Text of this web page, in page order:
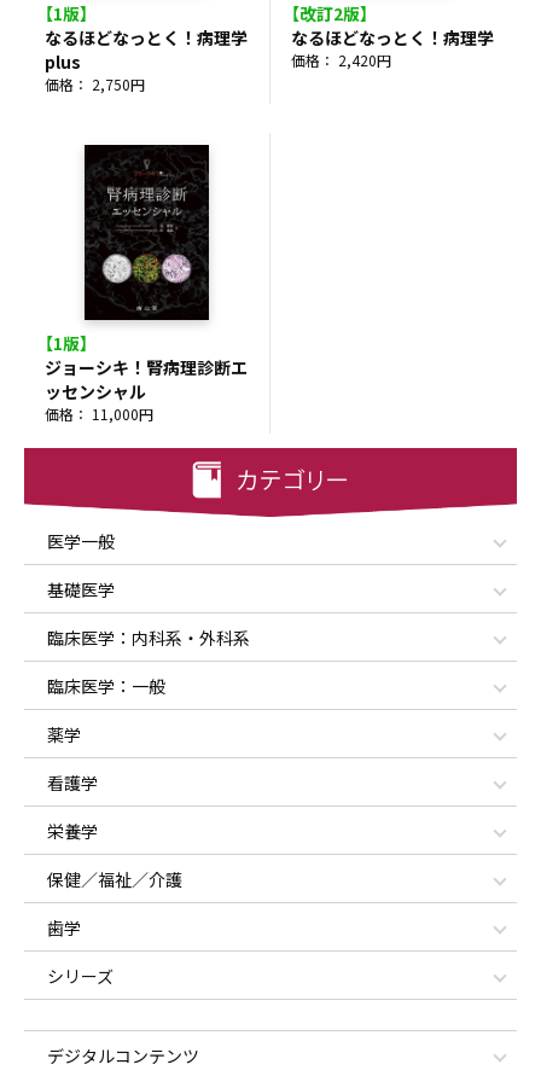
医学一般
基礎医学
臨床医学：内科系・外科系
臨床医学：一般
薬学
看護学
栄養学
保健／福祉／介護
歯学
シリーズ
デジタルコンテンツ
【1版】
なるほどなっとく！病理学
plus
価格： 2,750円
【改訂2版】
なるほどなっとく！病理学
価格： 2,420円
【1版】
ジョーシキ！腎病理診断エ
ッセンシャル
価格： 11,000円